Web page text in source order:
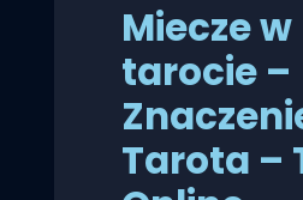
Miecze w
tarocie –
Tarota –